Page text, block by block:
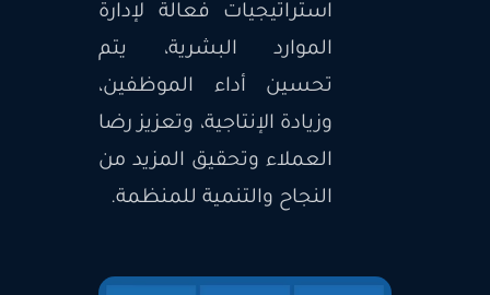
استراتيجيات فعالة لإدارة
الموارد البشرية، يتم
تحسين أداء الموظفين،
وزيادة الإنتاجية، وتعزيز رضا
العملاء وتحقيق المزيد من
النجاح والتنمية للمنظمة.